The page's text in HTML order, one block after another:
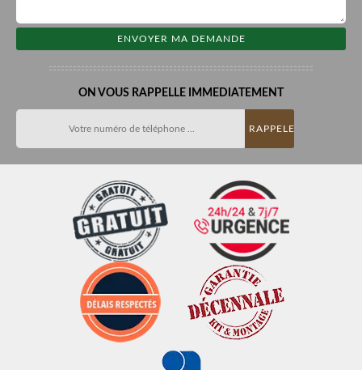
ON VOUS RAPPELLE IMMEDIATEMENT